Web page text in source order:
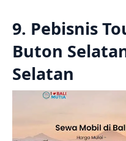
9. Pebisnis
Buton
Selatan